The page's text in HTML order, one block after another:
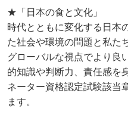
★「日本の食と文化」
時代とともに変化する日本
た社会や環境の問題と私た
グローバルな視点でより良
的知識や判断力、責任感を
ネーター資格認定試験該当
ます。